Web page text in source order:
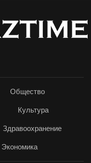
Общество
Культура
Здравоохранение
Экономика